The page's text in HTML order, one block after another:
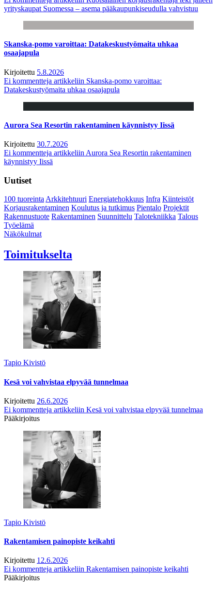
yrityskaupat Suomessa – asema pääkaupunkiseudulla vahvistuu
Skanska-pomo varoittaa: Datakeskustyömaita uhkaa
osaajapula
Kirjoitettu 5.8.2026
Ei kommentteja artikkeliin Skanska-pomo varoittaa:
Datakeskustyömaita uhkaa osaajapula
Aurora Sea Resortin rakentaminen käynnistyy Iissä
Kirjoitettu 30.7.2026
Ei kommentteja artikkeliin Aurora Sea Resortin rakentaminen
käynnistyy Iissä
Uutiset
100 tuoreintaArkkitehtuuri Energiatehokkuus Infra Kiinteistöt
Korjausrakentaminen Koulutus ja tutkimus Pientalo Projektit
Rakennustuote Rakentaminen Suunnittelu Talotekniikka Talous
Työelämä
Näkökulmat
Toimitukselta
Tapio Kivistö
Kesä voi vahvistaa elpyvää tunnelmaa
Kirjoitettu 26.6.2026
Ei kommentteja artikkeliin Kesä voi vahvistaa elpyvää tunnelmaa
Pääkirjoitus
Tapio Kivistö
Rakentamisen painopiste keikahti
Kirjoitettu 12.6.2026
Ei kommentteja artikkeliin Rakentamisen painopiste keikahti
Pääkirjoitus